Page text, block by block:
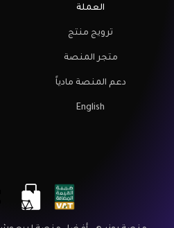
العملة
ترويج منتج
متجر المنصة
دعم المنصة مادياً
English